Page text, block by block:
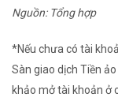
Nguồn: Tổng hợp
*Nếu chưa có tài
Sàn giao dịch Tiền
khảo mở tài khoản ở